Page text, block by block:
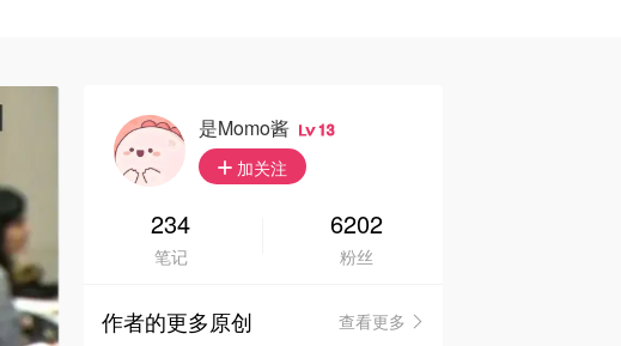
🇮🇹
🇦🇺
🇳🇿新西兰
是momo酱 13
加关注
234
笔记
6202
粉丝
作者的更多原创
查看更多